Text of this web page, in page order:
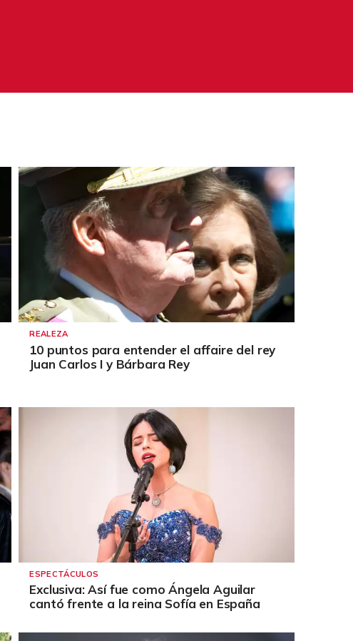
REALEZA
10 puntos para entender el affaire del rey
Juan Carlos I y Bárbara Rey
ESPECTÁCULOS
Exclusiva: Así fue como Ángela Aguilar
cantó frente a la reina Sofía en España